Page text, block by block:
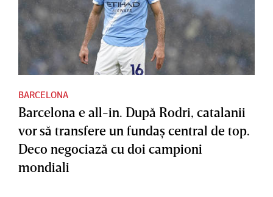
BARCELONA
Barcelona e all-in. După Rodri, catalanii
vor să transfere un fundaş central de top.
Deco negociază cu doi campioni
mondiali